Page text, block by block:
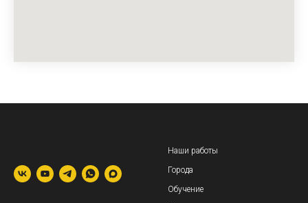
Наши работы
Города
Обучение